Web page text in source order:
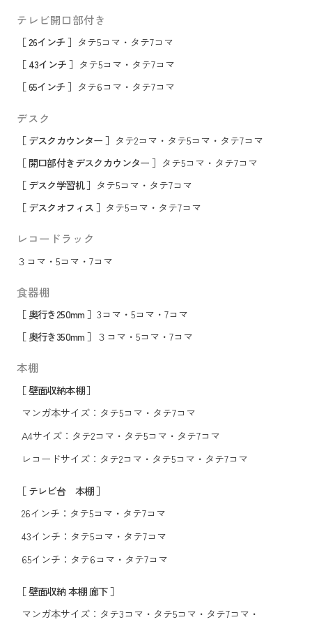
テレビ開口部付き
［ 26インチ ］ タテ5コマ ・ タテ7コマ
［ 43インチ ］ タテ5コマ ・ タテ7コマ
［ 65インチ ］ タテ6コマ ・ タテ7コマ
デスク
［ デスクカウンター ］ タテ2コマ ・ タテ5コマ ・ タテ7コマ
［ 開口部付きデスクカウンター ］ タテ5コマ ・ タテ7コマ
［ デスク学習机 ］ タテ5コマ ・ タテ7コマ
［ デスクオフィス ］ タテ5コマ ・ タテ7コマ
レコードラック
３コマ ・ 5コマ ・ 7コマ
食器棚
［ 奥行き250mm ］ 3コマ ・ 5コマ ・ 7コマ
［ 奥行き350mm ］ ３コマ ・ 5コマ ・ 7コマ
本棚
［ 壁面収納本棚 ］
マンガ本サイズ： タテ5コマ ・ タテ7コマ
A4サイズ： タテ2コマ ・ タテ5コマ ・ タテ7コマ
レコードサイズ： タテ2コマ ・ タテ5コマ ・ タテ7コマ
［ テレビ台 本棚 ］
26インチ： タテ5コマ ・ タテ7コマ
43インチ： タテ5コマ ・ タテ7コマ
65インチ： タテ6コマ ・ タテ7コマ
［ 壁面収納 本棚 廊下 ］
マンガ本サイズ： タテ3コマ ・ タテ5コマ ・ タテ7コマ ・